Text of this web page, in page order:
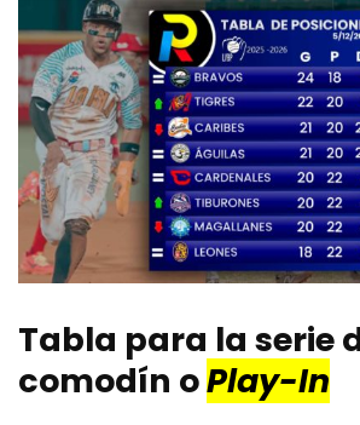
Tabla para la serie
comodín oPlay-In